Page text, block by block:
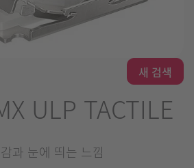
새 검색
ULP TACTILE
과 눈에 띄는 느낌